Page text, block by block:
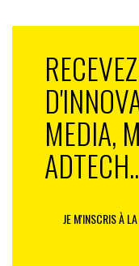
MEDIA,
JE M'INSCRIS À